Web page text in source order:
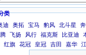
类
迪 奥拓 宝马 豹风 北斗星
飞扬 风行 福克斯 比亚迪
红旗 花冠 皇冠 吉田 嘉华